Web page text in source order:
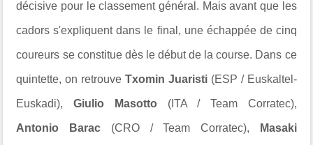
décisive pour le classement général. Mais avant que les
cadors s'expliquent dans le final, une échappée de cinq
coureurs se constitue dès le début de la course. Dans ce
quintette, on retrouveTxomin Juaristi(ESP / Euskaltel-
Euskadi),Giulio Masotto (ITA / Team Corratec),
Antonio Barac (CRO / Team Corratec), Masaki